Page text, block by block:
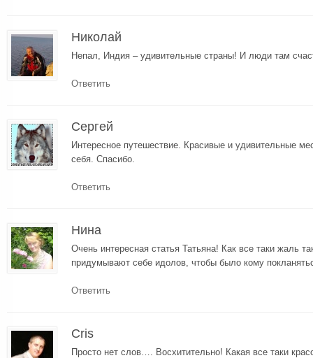
Николай
Непал, Индия – удивительные страны! И люди там
Ответить
Сергей
Интересное путешествие. Красивые и удивительные
себя. Спасибо.
Ответить
Нина
Очень интересная статья Татьяна! Как все таки жаль
придумывают себе идолов, чтобы было кому
Ответить
Cris
Просто нет слов…. Восхитительно! Какая все таки